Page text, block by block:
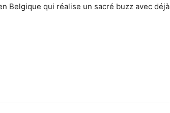
Belgique qui réalise un sacré buzz avec déjà